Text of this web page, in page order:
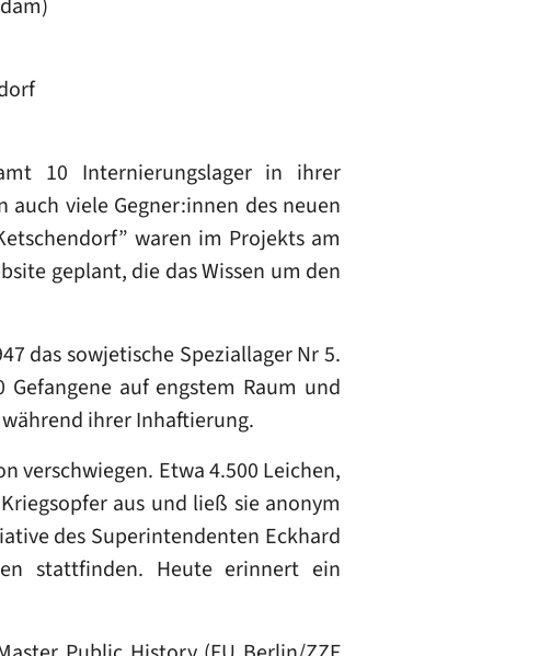
10 Internierungslager in ihrer
viele Gegner:innen des neuen
waren im Projekts am
geplant, die das Wissen um den
das sowjetische Speziallager Nr 5.
auf engstem Raum und
ihrer Inhaftierung.
verschwiegen. Etwa 4.500 Leichen,
aus und ließ sie anonym
des Superintendenten Eckhard
stattfinden. Heute erinnert ein